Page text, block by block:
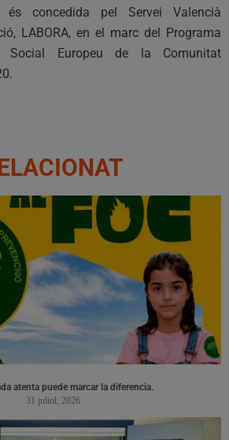
és concedida pel Servei Valencià
LABORA, en el marc del Programa
Social Europeu de la Comunitat
atenta puede marcar la diferencia.
31 juliol, 2026